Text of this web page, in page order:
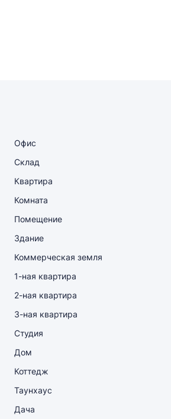
Офис
Склад
Квартира
Комната
Помещение
Здание
Коммерческая земля
1-ная квартира
2-ная квартира
3-ная квартира
Студия
Дом
Коттедж
Таунхаус
Дача